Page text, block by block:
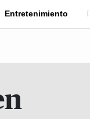
Entretenimiento